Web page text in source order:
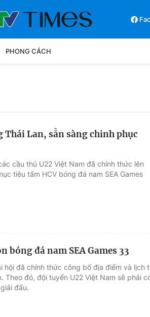
PHONG CÁCH
Thái Lan, sẵn sàng chinh phục
cầu thủ U22 Việt Nam đã chính thức lên
tiêu tấm HCV bóng đá nam SEA Games
bóng đá nam SEA Games 33
hội đã chính thức công bố địa điểm và lịch
Theo đó, đội tuyển U22 Việt Nam sẽ phải
đấu.